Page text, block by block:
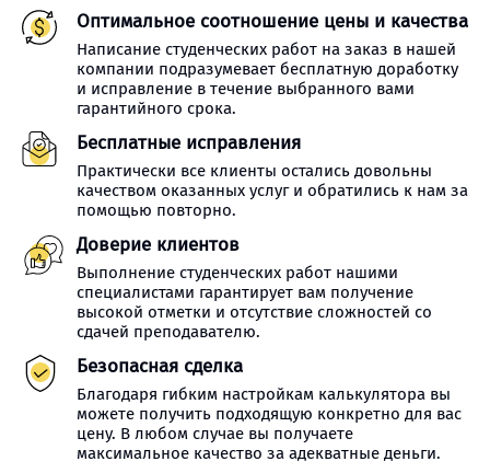
Оптимальное соотношение цены и качества
Написание студенческих работ на заказ в нашей
компании подразумевает бесплатную доработку
и исправление в течение выбранного вами
гарантийного срока.
Бесплатные исправления
Практически все клиенты остались довольны
качеством оказанных услуг и обратились к нам за
помощью повторно.
Доверие клиентов
Выполнение студенческих работ нашими
специалистами гарантирует вам получение
высокой отметки и отсутствие сложностей со
сдачей преподавателю.
Безопасная сделка
Благодаря гибким настройкам калькулятора вы
можете получить подходящую конкретно для вас
цену. В любом случае вы получаете
максимальное качество за адекватные деньги.